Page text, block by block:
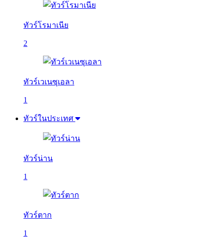
ทัวร์โรมาเนีย
2
ทัวร์เวเนซุเอลา
1
ทัวร์ในประเทศ
ทัวร์น่าน
1
ทัวร์ตาก
1